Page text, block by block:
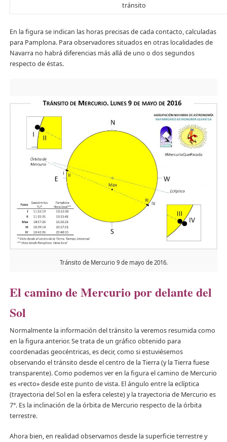
tránsito
En la figura se indican las horas precisas de cada contacto, calculadas
para Pamplona. Para observadores situados en otras localidades de
Navarra no habrá diferencias más allá de uno o dos segundos
respecto de éstas.
Tránsito de Mercurio 9 de mayo de 2016.
El camino de Mercurio por delante del
Sol
Normalmente la información del tránsito la veremos resumida como
en la figura anterior. Se trata de un gráfico obtenido para
coordenadas geocéntricas, es decir, como si estuviésemos
observando el tránsito desde el centro de la Tierra (y la Tierra fuese
transparente). Como podemos ver en la figura el camino de Mercurio
es «recto» desde este punto de vista. El ángulo entre la eclíptica
(trayectoria del Sol en la esfera celeste) y la trayectoria de Mercurio es
7°. Es la inclinación de la órbita de Mercurio respecto de la órbita
terrestre.
Ahora bien, en realidad observamos desde la superficie terrestre y